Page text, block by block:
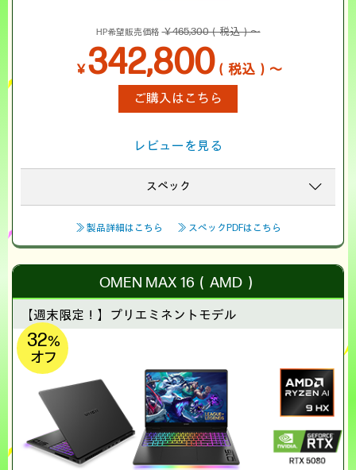
HP希望販売価格 ￥465,300（税込）～
￥ 342,800 （税込）～
ご購入はこちら
レビューを見る
スペック
≫ 製品詳細はこちら ≫ スペックPDFはこちら
OMEN MAX 16（AMD）
【週末限定！】 プリエミネントモデル
32%
オフ